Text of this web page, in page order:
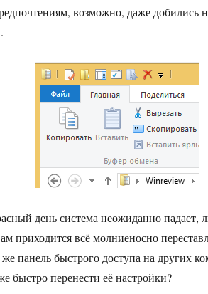
возможно, даже добились
день система неожиданно падает,
приходится всё молниеносно
панель быстрого доступа на других
быстро перенести её настройки?